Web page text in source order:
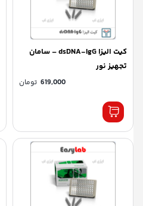
کیت الیزا dsDNA-IgG – سامان
تجهیز نور
619,000 تومان